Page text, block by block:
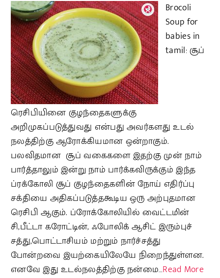
Brocoli
Soup for
babies in
tamil: சூப்
ரெசிபியினை குழந்தைகளுக்கு
அறிமுகப்படுத்துவது என்பது அவர்களது உடல்
நலத்திற்கு ஆரோக்கியமான ஒன்றாகும்.
பலவிதமான சூப் வகைகளை இதற்கு முன் நாம்
பார்த்தாலும் இன்று நாம் பார்க்கவிருக்கும் இந்த
ப்ரக்கோலி சூப் குழந்தைகளின் நோய் எதிர்ப்பு
சக்தியை அதிகப்படுத்தகூடிய ஒரு அற்புதமான
ரெசிபி ஆகும். ப்ரோக்கோலியில் வைட்டமின்
சி,பீட்டா கரோட்டின், ஃபோலிக் ஆசிட் இரும்புச்
சத்து,பொட்டாசியம் மற்றும் நார்ச்சத்து
போன்றவை இயற்கையிலேயே நிறைந்துள்ளன.
எனவே இது உடல்நலத்திற்கு நன்மை…Read More